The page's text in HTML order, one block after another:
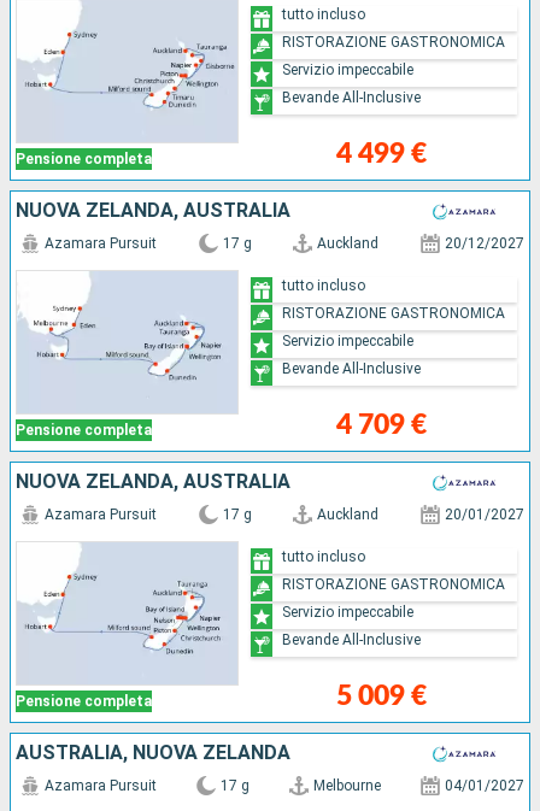
Pensione completa 4 499 €
tutto incluso
RISTORAZIONE GASTRONOMICA
Servizio impeccabile
Bevande All-Inclusive
NUOVA ZELANDA, AUSTRALIA
Pensione completa
Azamara Pursuit 17 g Auckland 20/12/2027
4 709 €
tutto incluso
RISTORAZIONE GASTRONOMICA
Servizio impeccabile
Bevande All-Inclusive
NUOVA ZELANDA, AUSTRALIA
Pensione completa
Azamara Pursuit 17 g Auckland 20/01/2027
5 009 €
tutto incluso
RISTORAZIONE GASTRONOMICA
Servizio impeccabile
Bevande All-Inclusive
AUSTRALIA, NUOVA ZELANDA
Azamara Pursuit 17 g Melbourne 04/01/2027